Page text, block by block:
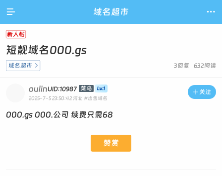
 域名超市 
新人帖
短靓域名000.gs
3回复 632阅读
域名超市 
 关注
oulinUID:10987 菜鸟
2025-7-5 23:50:42 河北 #出售域名
000.gs 000.公司 续费只需68
赞赏